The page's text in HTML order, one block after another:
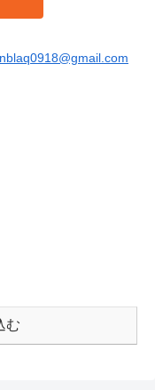
nblaq0918@gmail.com
む